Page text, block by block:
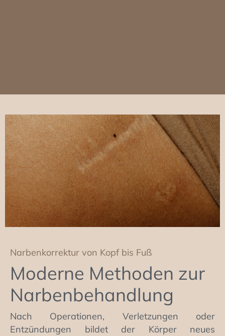
Narbenkorrektur von Kopf bis Fuß
Moderne Methoden zur
Narben­behandlung
Nach Operationen, Verletzungen oder
Entzündungen bildet der Körper neues